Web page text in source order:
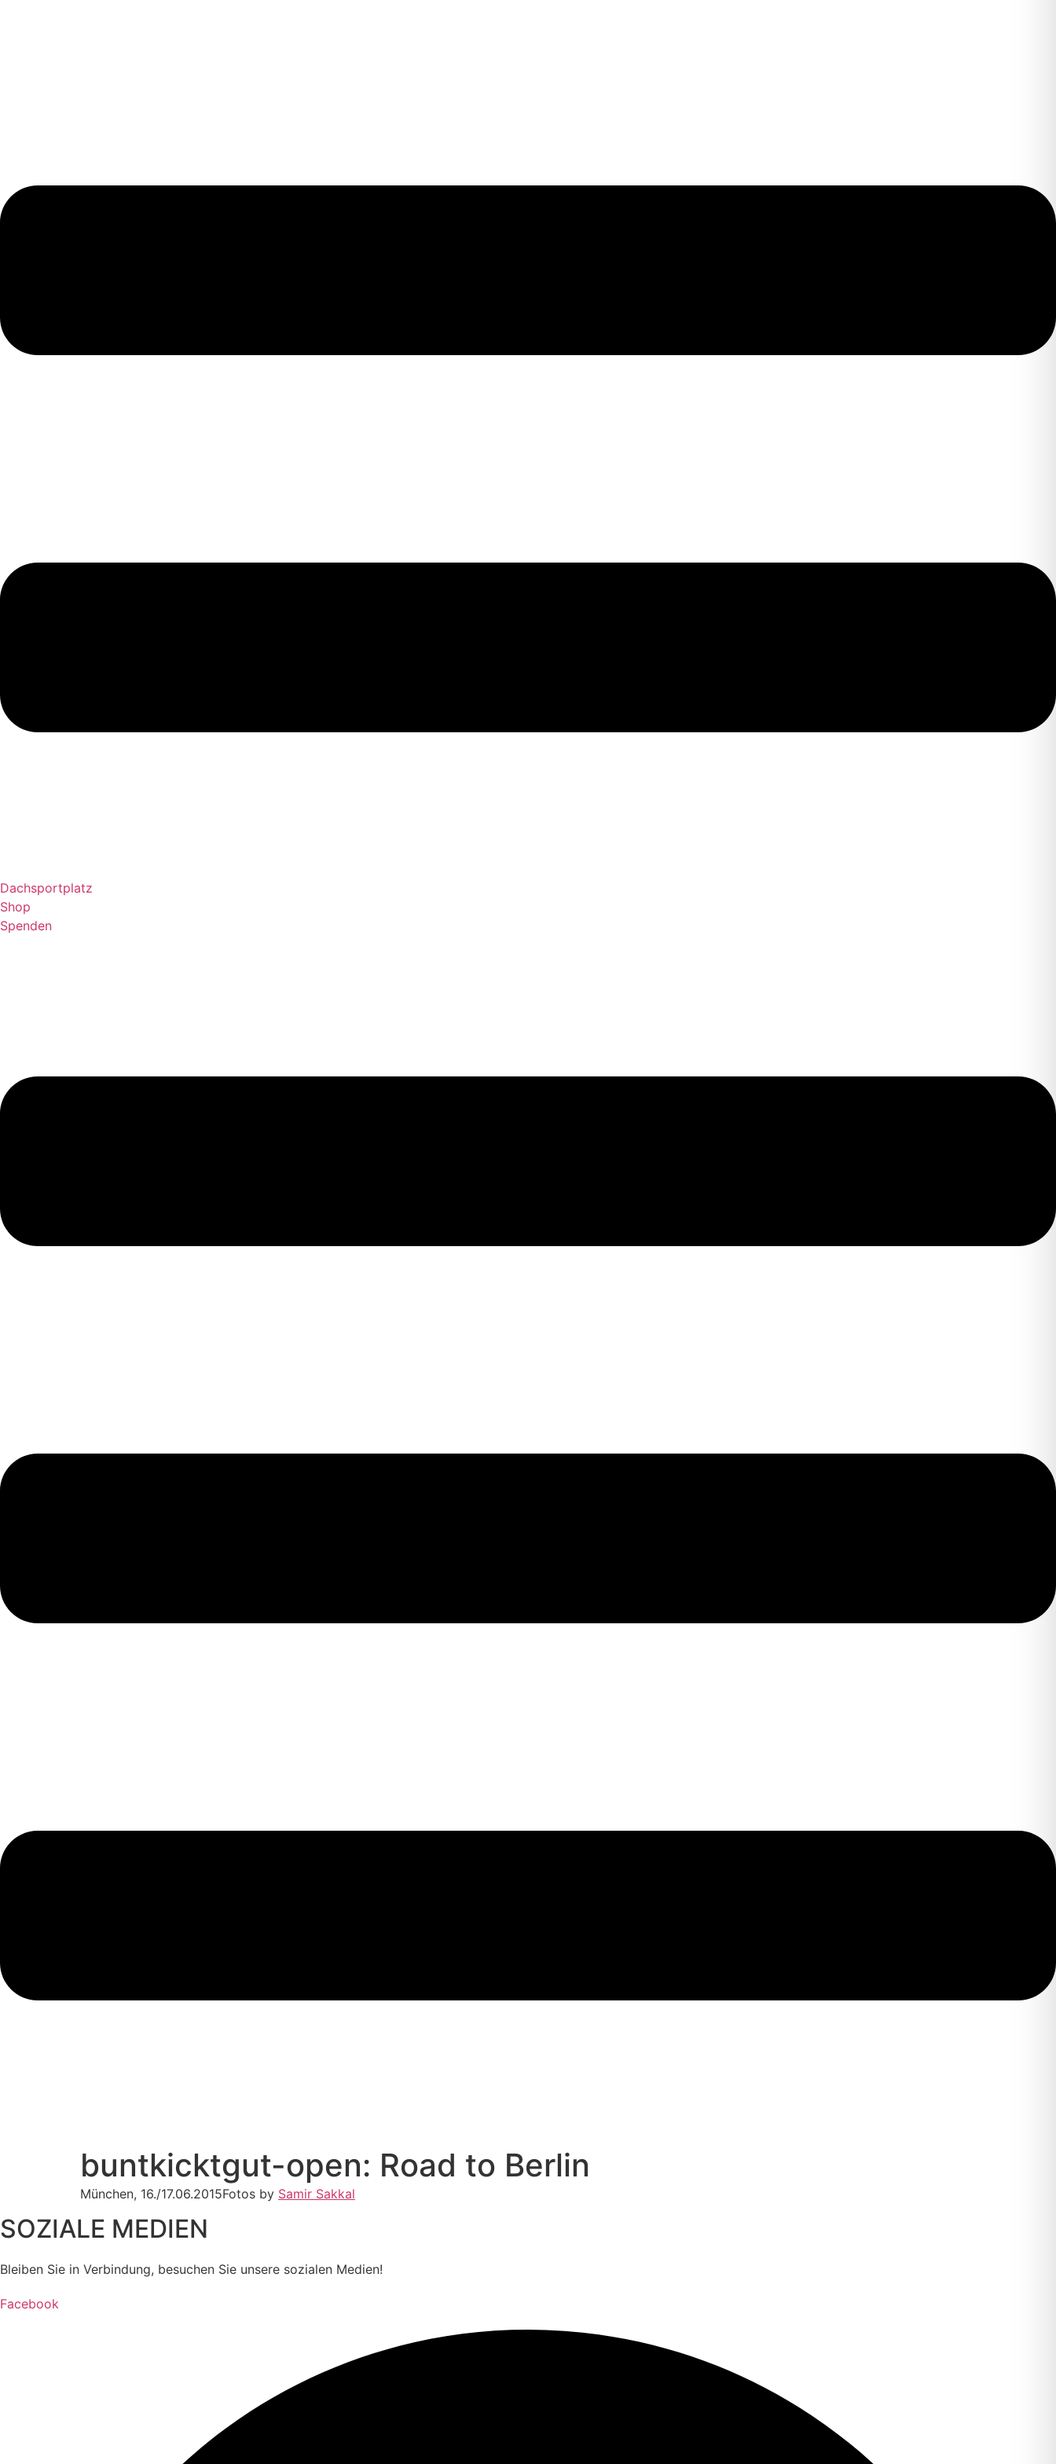
Dachsportplatz
Shop
Spenden
buntkicktgut-open: Road to Berlin
München, 16./17.06.2015Fotos by Samir Sakkal
SOZIALE MEDIEN
Bleiben Sie in Verbindung, besuchen Sie unsere sozialen Medien!
Facebook